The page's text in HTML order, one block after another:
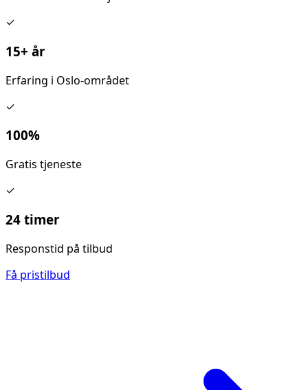
✓
15+ år
Erfaring i Oslo-området
✓
100%
Gratis tjeneste
✓
24 timer
Responstid på tilbud
Få pristilbud